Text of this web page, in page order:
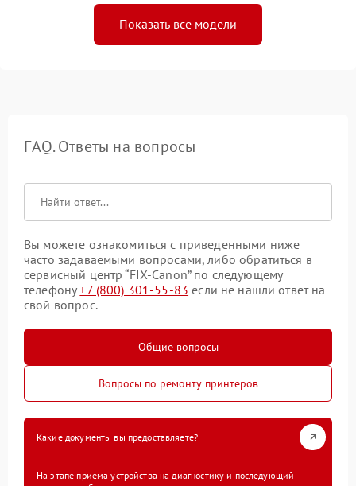
Показать все модели
FAQ. Ответы на вопросы
Вы можете ознакомиться с приведенными ниже
часто задаваемыми вопросами, либо обратиться в
сервисный центр “FIX-Canon” по следующему
телефону+7 (800) 301-55-83 если не нашли ответ на
свой вопрос.
Общие вопросы
Вопросы по ремонту принтеров
Какие документы вы предоставляете?
На этапе приема устройства на диагностику и последующий